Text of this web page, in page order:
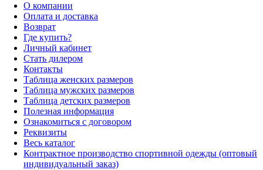
О компании
Оплата и доставка
Возврат
Где купить?
Личный кабинет
Стать дилером
Контакты
Таблица женских размеров
Таблица мужских размеров
Таблица детских размеров
Полезная информация
Ознакомиться с договором
Реквизиты
Весь каталог
Контрактное производство спортивной одежды (оптовый
индивидуальный заказ)